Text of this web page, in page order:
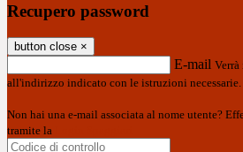
Recupero password
button close ×
E-mail
all'indirizzo indicato con le istruzioni necessarie.
Non hai una e-mail associata al nome utente?
tramite la